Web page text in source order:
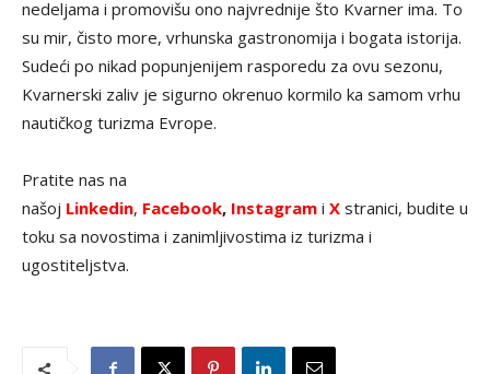
nedeljama i promovišu ono najvrednije što Kvarner ima. To
su mir, čisto more, vrhunska gastronomija i bogata istorija.
Sudeći po nikad popunjenijem rasporedu za ovu sezonu,
Kvarnerski zaliv je sigurno okrenuo kormilo ka samom vrhu
nautičkog turizma Evrope.
Pratite nas na
našoj Linkedin, Facebook, Instagram i X stranici, budite u
toku sa novostima i zanimljivostima iz turizma i
ugostiteljstva.